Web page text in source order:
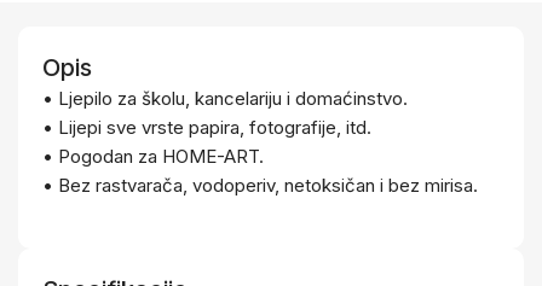
Opis
• Ljepilo za školu, kancelariju i domaćinstvo.
• Lijepi sve vrste papira, fotografije, itd.
• Pogodan za HOME-ART.
• Bez rastvarača, vodoperiv, netoksičan i bez mirisa.